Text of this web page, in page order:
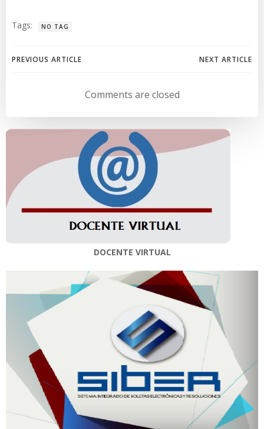
Tags: NO TAG
Navegación
entradas
PREVIOUS ARTICLE
Navegación
de
entradas
NEXT ARTICLE
Comments are closed
DOCENTE VIRTUAL